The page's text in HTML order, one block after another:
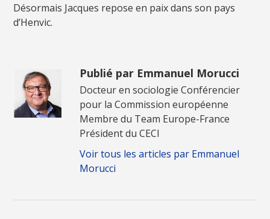
Désormais Jacques repose en paix dans son pays
d’Henvic.
Publié par Emmanuel Morucci
Docteur en sociologie Conférencier
pour la Commission européenne
Membre du Team Europe-France
Président du CECI
Voir tous les articles par Emmanuel
Morucci